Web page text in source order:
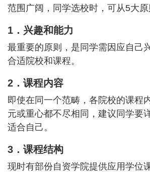
范围广阔，同学选校时，可从5大原
1．兴趣和能力
最重要的原则，是同学需因应自己
合适院校和课程。
2．课程内容
即使在同一个范畴，各院校的课程
元或重心都不尽相同，建议同学要
适合自己。
3．课程结构
现时有部份自资学院提供应用学位